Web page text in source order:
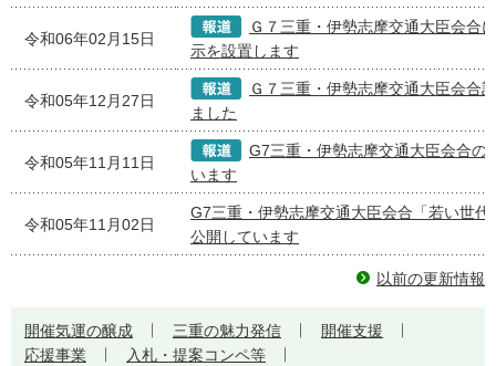
令和06年02月15日
Ｇ７三重・伊勢志摩交通大臣会合
示を設置します
令和05年12月27日
Ｇ７三重・伊勢志摩交通大臣会合
ました
令和05年11月11日
G7三重・伊勢志摩交通大臣会合の
います
令和05年11月02日
G7三重・伊勢志摩交通大臣会合「若い世代
公開しています
以前の更新情報
開催気運の醸成 三重の魅力発信
開催支援
応援事業
入札・提案コンペ等